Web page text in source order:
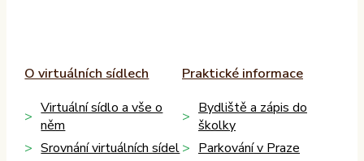
O virtuálních sídlech
Virtuální sídlo a vše o
něm
Srovnání virtuálních sídel
Praktické informace
Bydliště a zápis do
školky
Parkování v Praze